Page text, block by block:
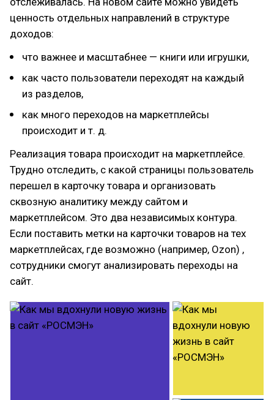
ценность отдельных направлений в структуре
доходов:
что важнее и масштабнее — книги или игрушки,
как часто пользователи переходят на каждый
из разделов,
как много переходов на маркетплейсы
происходит и т. д.
Реализация товара происходит на маркетплейсе.
Трудно отследить, с какой страницы пользователь
перешел в карточку товара и организовать
сквозную аналитику между сайтом и
маркетплейсом. Это два независимых контура.
Если поставить метки на карточки товаров на тех
маркетплейсах, где возможно (например, Ozon) ,
сотрудники смогут анализировать переходы на
сайт.